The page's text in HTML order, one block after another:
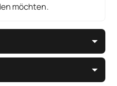
möchten.